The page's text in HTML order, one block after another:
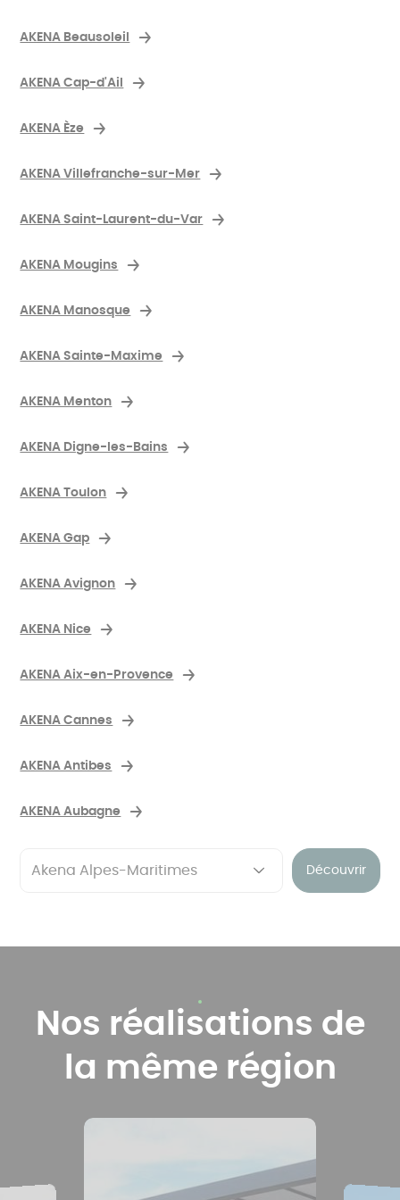
AKENA Beausoleil
AKENA Cap-d'Ail
AKENA Èze
AKENA Villefranche-sur-Mer
AKENA Saint-Laurent-du-Var
AKENA Mougins
AKENA Manosque
AKENA Sainte-Maxime
AKENA Menton
AKENA Digne-les-Bains
AKENA Toulon
AKENA Gap
AKENA Avignon
AKENA Nice
AKENA Aix-en-Provence
AKENA Cannes
AKENA Antibes
AKENA Aubagne
Découvrir
Nos réalisations de
la même région